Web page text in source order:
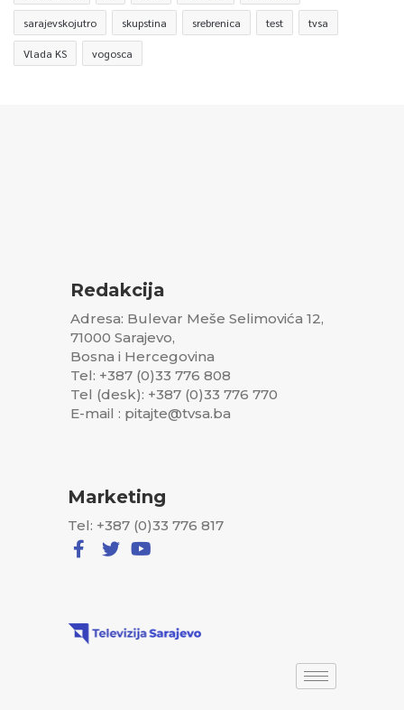
sarajevskojutro skupstina srebrenica test tvsa
Vlada KS vogosca
Redakcija
Adresa: Bulevar Meše Selimovića 12,
71000 Sarajevo,
Bosna i Hercegovina
Tel: +387 (0)33 776 808
Tel (desk): +387 (0)33 776 770
E-mail : pitajte@tvsa.ba
Marketing
Tel: +387 (0)33 776 817